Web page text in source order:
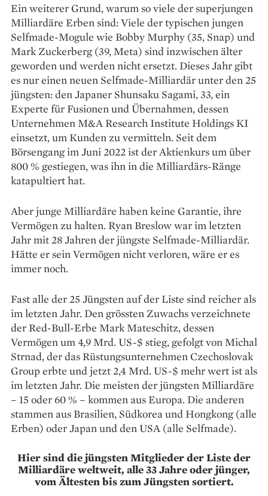
Ein weiterer Grund, warum so viele der superjungen
Milliardäre Erben sind: Viele der typischen jungen
Selfmade-Mogule wie Bobby Murphy (35, Snap) und
Mark Zuckerberg (39, Meta) sind inzwischen älter
geworden und werden nicht ersetzt. Dieses Jahr gibt
es nur einen neuen Selfmade-Milliardär unter den 25
jüngsten: den Japaner Shunsaku Sagami, 33, ein
Experte für Fusionen und Übernahmen, dessen
Unternehmen M&A Research Institute Holdings KI
einsetzt, um Kunden zu vermitteln. Seit dem
Börsengang im Juni 2022 ist der Aktienkurs um über
800 % gestiegen, was ihn in die Milliardärs-Ränge
katapultiert hat.
Aber junge Milliardäre haben keine Garantie, ihre
Vermögen zu halten. Ryan Breslow war im letzten
Jahr mit 28 Jahren der jüngste Selfmade-Milliardär.
Hätte er sein Vermögen nicht verloren, wäre er es
immer noch.
Fast alle der 25 Jüngsten auf der Liste sind reicher als
im letzten Jahr. Den grössten Zuwachs verzeichnete
der Red-Bull-Erbe Mark Mateschitz, dessen
Vermögen um 4,9 Mrd. US-$ stieg, gefolgt von Michal
Strnad, der das Rüstungsunternehmen Czechoslovak
Group erbte und jetzt 2,4 Mrd. US-$ mehr wert ist als
im letzten Jahr. Die meisten der jüngsten Milliardäre
– 15 oder 60 % – kommen aus Europa. Die anderen
stammen aus Brasilien, Südkorea und Hongkong (alle
Erben) oder Japan und den USA (alle Selfmade).
Hier sind die jüngsten Mitglieder der Liste der
Milliardäre weltweit, alle 33 Jahre oder jünger,
vom Ältesten bis zum Jüngsten sortiert.